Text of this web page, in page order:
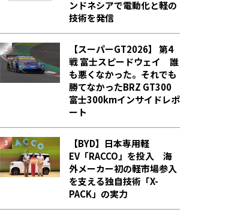
ンドネシアで電動化と軽の
技術を発信
【スーパーGT2026】 第4
戦 富士スピードウェイ 誰
も悪くなかった。それでも
勝てなかった――BRZ GT300
富士300kmインサイドレポ
ート
【BYD】日本専用軽
EV「RACCO」を投入 海
外メーカー初の軽市場参入
を支える独自技術「X-
PACK」の実力